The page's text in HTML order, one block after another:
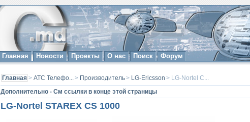
Главная Новости Проекты О нас Поиск Форум
Главная >АТС Телефо...> Производитель> LG-Ericsson > LG-Nortel C...
Дополнительно - См ссылки в конце этой страницы
LG-Nortel STAREX CS 1000